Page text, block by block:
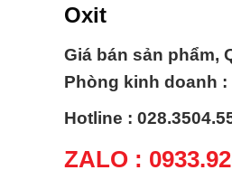
Oxit
Giá bán sản phẩm,
Phòng kinh doanh :
Hotline :
ZALO :